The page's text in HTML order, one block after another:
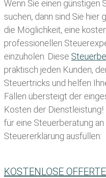
Wenn Sie einen günstigen
suchen, dann sind Sie hier
die Möglichkeit, eine
professionellen
einzuholen. Diese
praktisch jeden Kunden,
Steuertricks und helfen
Fällen übersteigt der
Kosten der
für eine Steuerberatung
Steuererklärung ausfüllen:
KOSTENLOSE